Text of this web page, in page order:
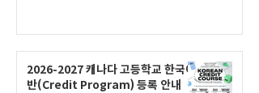
2026-2027 캐나다 고등학교 한국어
반(Credit Program) 등록 안내